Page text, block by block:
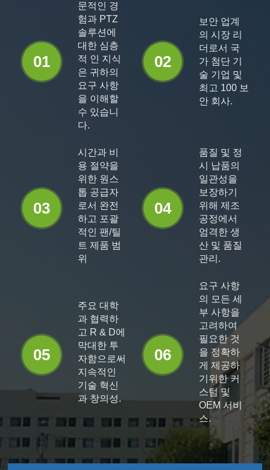
01
문적인 경
험과 PTZ
솔루션에
대한 심층
적 인 지식
은 귀하의
요구 사항
을 이해할
수 있습니
다.
02
보안 업계
의 시장 리
더로서 국
가 첨단 기
술 기업 및
최고 100 보
안 회사.
03
시간과 비
용 절약을
위한 원스
톱 공급자
로서 완전
하고 포괄
적인 팬/틸
트 제품 범
위
04
품질 및 정
시 납품의
일관성을
보장하기
위해 제조
공정에서
엄격한 생
산 및 품질
관리.
05
주요 대학
과 협력하
고 R & D에
막대한 투
자함으로써
지속적인
기술 혁신
과 창의성.
06
요구 사항
의 모든 세
부 사항을
고려하여
필요한 것
을 정확하
게 제공하
기위한 커
스텀 및
OEM 서비
스.